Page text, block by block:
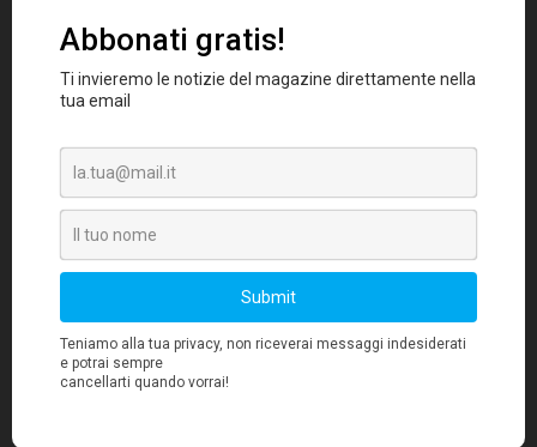
delDirettore del FMI, Christine Lagarde
Le implicazioni, che ne derivano, hanno natura
prima cosa, la mossa dell'istituto di
Washington, sancisce ilriconoscimento di
una leadership internazionale alle autorità
di Pechino, già conquistata nei fatti, essendo
la Cina la seconda potenza economica
mondiale.